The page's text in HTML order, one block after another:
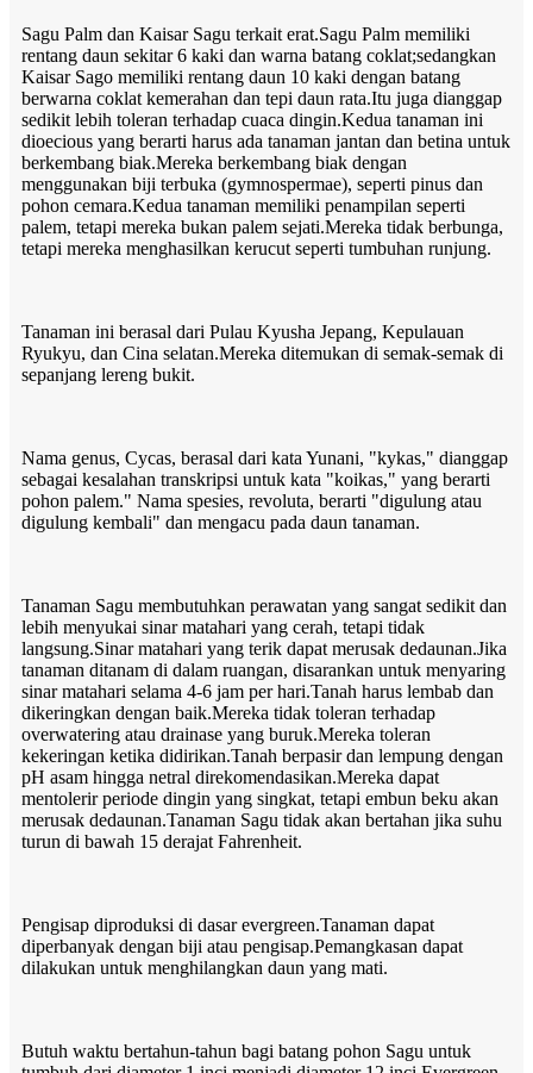
Sagu Palm dan Kaisar Sagu terkait erat.Sagu Palm memiliki
rentang daun sekitar 6 kaki dan warna batang coklat;sedangkan
Kaisar Sago memiliki rentang daun 10 kaki dengan batang
berwarna coklat kemerahan dan tepi daun rata.Itu juga dianggap
sedikit lebih toleran terhadap cuaca dingin.Kedua tanaman ini
dioecious yang berarti harus ada tanaman jantan dan betina untuk
berkembang biak.Mereka berkembang biak dengan
menggunakan biji terbuka (gymnospermae), seperti pinus dan
pohon cemara.Kedua tanaman memiliki penampilan seperti
palem, tetapi mereka bukan palem sejati.Mereka tidak berbunga,
tetapi mereka menghasilkan kerucut seperti tumbuhan runjung.
Tanaman ini berasal dari Pulau Kyusha Jepang, Kepulauan
Ryukyu, dan Cina selatan.Mereka ditemukan di semak-semak di
sepanjang lereng bukit.
Nama genus, Cycas, berasal dari kata Yunani, "kykas," dianggap
sebagai kesalahan transkripsi untuk kata "koikas," yang berarti
pohon palem." Nama spesies, revoluta, berarti "digulung atau
digulung kembali" dan mengacu pada daun tanaman.
Tanaman Sagu membutuhkan perawatan yang sangat sedikit dan
lebih menyukai sinar matahari yang cerah, tetapi tidak
langsung.Sinar matahari yang terik dapat merusak dedaunan.Jika
tanaman ditanam di dalam ruangan, disarankan untuk menyaring
sinar matahari selama 4-6 jam per hari.Tanah harus lembab dan
dikeringkan dengan baik.Mereka tidak toleran terhadap
overwatering atau drainase yang buruk.Mereka toleran
kekeringan ketika didirikan.Tanah berpasir dan lempung dengan
pH asam hingga netral direkomendasikan.Mereka dapat
mentolerir periode dingin yang singkat, tetapi embun beku akan
merusak dedaunan.Tanaman Sagu tidak akan bertahan jika suhu
turun di bawah 15 derajat Fahrenheit.
Pengisap diproduksi di dasar evergreen.Tanaman dapat
diperbanyak dengan biji atau pengisap.Pemangkasan dapat
dilakukan untuk menghilangkan daun yang mati.
Butuh waktu bertahun-tahun bagi batang pohon Sagu untuk